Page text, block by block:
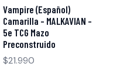
Vampire (Español)
Camarilla - MALKAVIAN -
5e TCG Mazo
Preconstruido
$21.990